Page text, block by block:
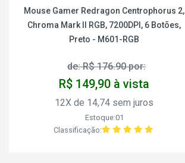
Mouse Gamer Redragon Centrophorus 2,
Chroma Mark II RGB, 7200DPI, 6 Botões,
Preto - M601-RGB
de: R$ 176.90 por:
R$ 149,90 à vista
12X de 14,74 sem juros
Estoque:01
Classificação: